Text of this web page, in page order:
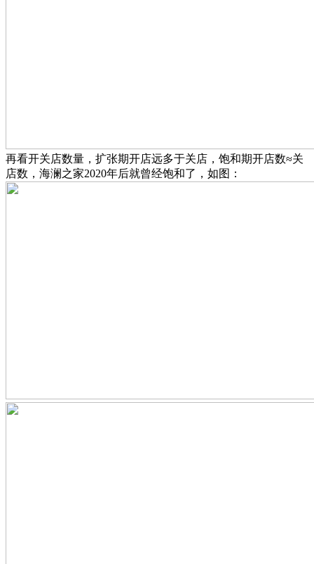
再看开关店数量，扩张期开店远多于关店，饱和期开店数≈关
店数，海澜之家2020年后就曾经饱和了，如图：